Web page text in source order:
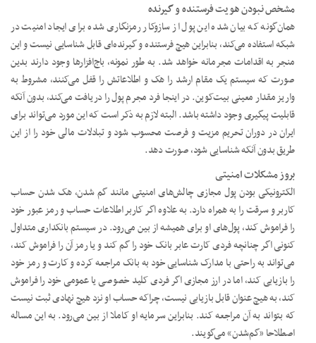
مشخص نبودن هویت فرستنده و گیرنده
همان‌گونه که بیان شده این پول از سازوکار رمزنگاری شده برای ایجاد امنیت در
شبکه استفاده می‌کند، بنابراین هیچ فرستنده و گیرنده‌ای قابل شناسایی نیست و این
منجر به اقدامات مجرمانه خواهد شد. به طور نمونه، باج‌افزارها وجود دارند بدین
صورت که سیستم یک مقام ارشد را هک و اطلاعاتش را قفل می‌کنند، مشروط به
واریز مقدار معینی بیت‌کوین. در اینجا فرد مجرم پول را دریافت می‌کند، بدون آنکه
قابلیت پیگیری وجود داشته باشد. البته لازم به ذکر است که این مورد می‌تواند برای
ایران در دوران تحریم مزیت و فرصت محسوب شود و تبادلات مالی خود را از این
طریق بدون آنکه شناسایی شود، صورت دهد.
بروز مشکلات امنیتی
الکترونیکی بودن پول مجازی چالش‌های امنیتی مانند گم شدن، هک شدن حساب
کاربر و سرقت را به همراه دارد. به علاوه اگر کاربر اطلاعات حساب و رمز عبور خود
را فراموش کند، پول‌های او برای همیشه از بین می‌رود. در سیستم بانکداری متداول
کنونی اگر چنانچه فردی کارت عابر بانک خود را گم کند و یا رمز آن را فراموش کند،
می‌تواند به راحتی با مدارک شناسایی خود به بانک مراجعه کرده و کارت و رمز خود
را بازیابی کند، اما در ارز مجازی اگر فردی کلید خصوصی یا عمومی خود را فراموش
کند، به هیچ عنوان قابل بازیابی نیست، چراکه حساب او نزد هیچ نهادی ثبت نیست
که بتواند به آن مراجعه کند. بنابراین سرمایه او کاملا از بین می‌رود. به این مساله
اصطلاحا «گم‌شدن» می‌گویند.